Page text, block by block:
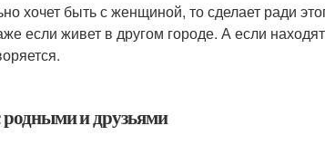
хочет быть с женщиной, то сделает ради
если живет в другом городе. А если
родными и друзьями